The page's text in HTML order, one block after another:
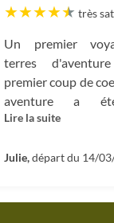
très
Un premier
terres
premier coup de
aventure a
accompagnée
dans des
Lire la suite
Julie,départ du 14/